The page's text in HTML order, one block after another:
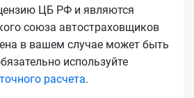
ЦБ РФ и являются
союза автостраховщиков
в вашем случае может быть
используйте
расчета.